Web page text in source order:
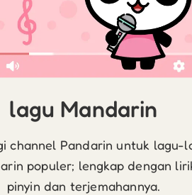
lagu Mandarin
channel Pandarin untuk lagu-
populer; lengkap dengan
pinyin dan terjemahannya.